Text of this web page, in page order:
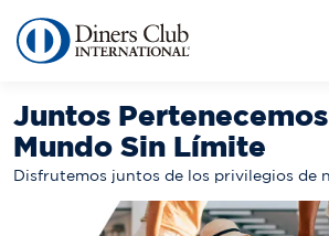
contenido
Juntos
Mundo Sin Límite
Disfrutemos juntos de los privilegios de